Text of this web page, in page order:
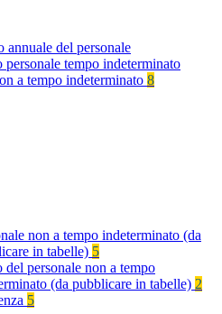
annuale del personale
personale tempo indeterminato
a tempo indeterminato 8
non a tempo indeterminato (da
in tabelle) 5
del personale non a tempo
(da pubblicare in tabelle) 2
5